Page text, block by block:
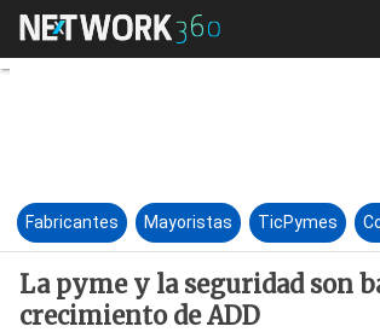
La pyme y la
Fabricantes Mayoristas TicPymes
La pyme y la seguridad son
crecimiento de ADD